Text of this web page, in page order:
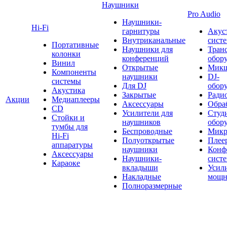
Акции
Hi-Fi
Портативные
колонки
Винил
Компоненты
системы
Акустика
Медиаплееры
CD
Стойки и
тумбы для
Hi-Fi
аппаратуры
Аксессуары
Караоке
Наушники
Наушники-
гарнитуры
Внутриканальные
Наушники для
конференций
Открытые
наушники
Для DJ
Закрытые
Аксессуары
Усилители для
наушников
Беспроводные
Полуоткрытые
наушники
Наушники-
вкладыши
Накладные
Полноразмерные
Pro Audio
DJ-